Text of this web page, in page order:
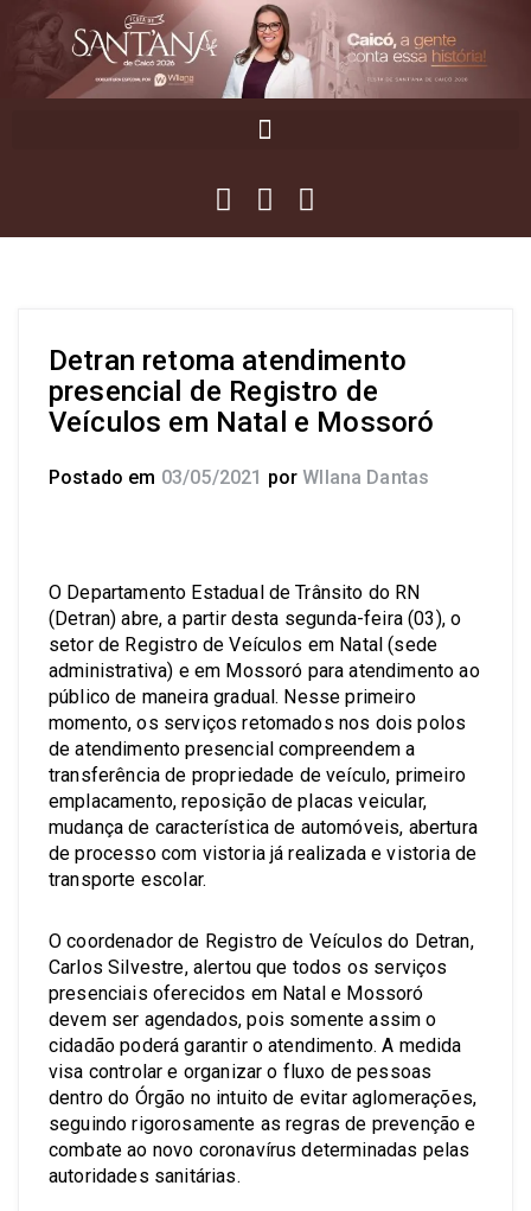
Detran retoma atendimento
presencial de Registro de
Veículos em Natal e Mossoró
Postado em 03/05/2021 por Wllana Dantas
O Departamento Estadual de Trânsito do RN
(Detran) abre, a partir desta segunda-feira (03), o
setor de Registro de Veículos em Natal (sede
administrativa) e em Mossoró para atendimento ao
público de maneira gradual. Nesse primeiro
momento, os serviços retomados nos dois polos
de atendimento presencial compreendem a
transferência de propriedade de veículo, primeiro
emplacamento, reposição de placas veicular,
mudança de característica de automóveis, abertura
de processo com vistoria já realizada e vistoria de
transporte escolar.
O coordenador de Registro de Veículos do Detran,
Carlos Silvestre, alertou que todos os serviços
presenciais oferecidos em Natal e Mossoró
devem ser agendados, pois somente assim o
cidadão poderá garantir o atendimento. A medida
visa controlar e organizar o fluxo de pessoas
dentro do Órgão no intuito de evitar aglomerações,
seguindo rigorosamente as regras de prevenção e
combate ao novo coronavírus determinadas pelas
autoridades sanitárias.